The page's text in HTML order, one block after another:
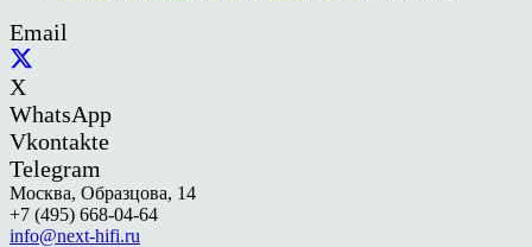
Email
X
WhatsApp
Vkontakte
Telegram
Москва, Образцова, 14
+7 (495) 668-04-64
info@next-hifi.ru